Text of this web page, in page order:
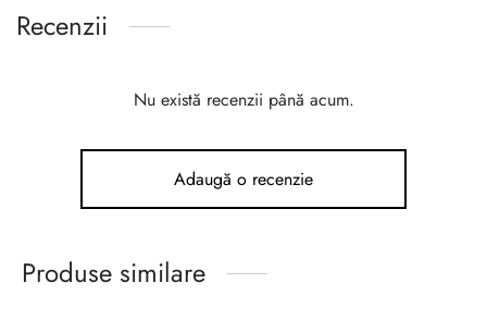
Recenzii
Nu există recenzii până acum.
Adaugă o recenzie
Produse similare